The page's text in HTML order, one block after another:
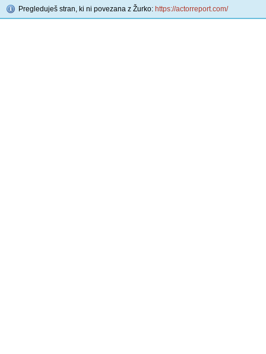
Pregleduješ stran, ki ni povezana z Žurko: https://actorreport.com/